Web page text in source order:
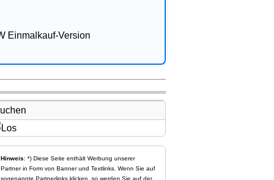
Einmalkauf-Version
Hinweis: *) Diese Seite enthält Werbung unserer
Partner in Form von Banner und Textlinks. Wenn Sie auf
sogenannte Partnerlinks klicken, so werden Sie auf der